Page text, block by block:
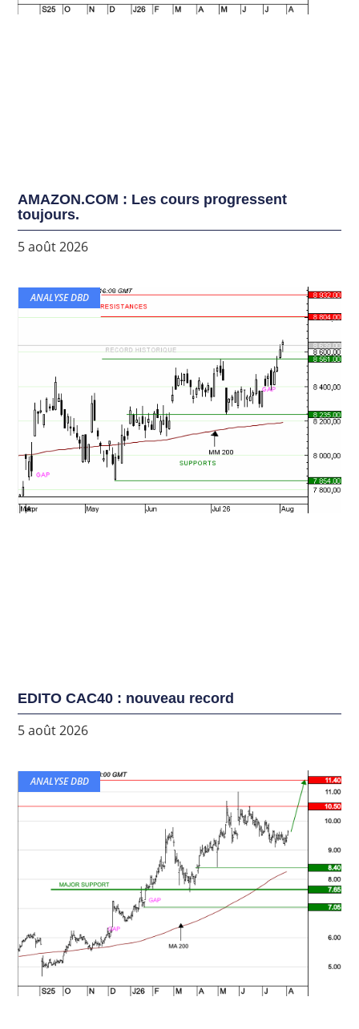
AMAZON.COM : Les cours progressent
toujours.
5 août 2026
ANALYSE DBD
EDITO CAC40 : nouveau record
5 août 2026
ANALYSE DBD